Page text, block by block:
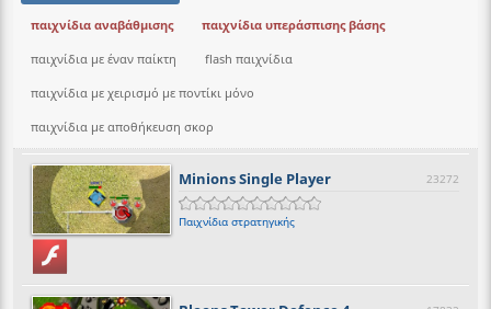
παιχνίδια αναβάθμισης παιχνίδια υπεράσπισης βάσης
παιχνίδια με έναν παίκτη flash παιχνίδια
παιχνίδια με χειρισμό με ποντίκι μόνο
παιχνίδια με αποθήκευση σκορ
Minions Single Player 23272
Παιχνίδια στρατηγικής